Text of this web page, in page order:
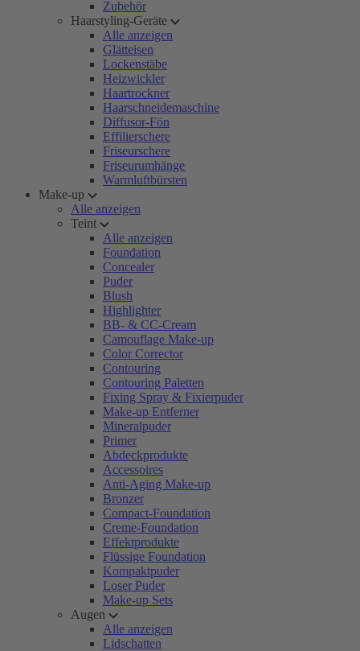
Zubehör
Haarstyling-Geräte
Alle anzeigen
Glätteisen
Lockenstäbe
Heizwickler
Haartrockner
Haarschneidemaschine
Diffusor-Fön
Effilierschere
Friseurschere
Friseurumhänge
Warmluftbürsten
Make-up
Alle anzeigen
Teint
Alle anzeigen
Foundation
Concealer
Puder
Blush
Highlighter
BB- & CC-Cream
Camouflage Make-up
Color Corrector
Contouring
Contouring Paletten
Fixing Spray & Fixierpuder
Make-up Entferner
Mineralpuder
Primer
Abdeckprodukte
Accessoires
Anti-Aging Make-up
Bronzer
Compact-Foundation
Creme-Foundation
Effektprodukte
Flüssige Foundation
Kompaktpuder
Loser Puder
Make-up Sets
Augen
Alle anzeigen
Lidschatten